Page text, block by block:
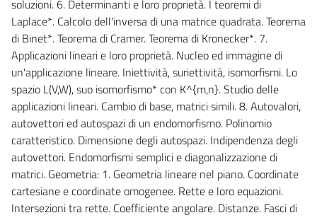
soluzioni. 6. Determinanti e loro proprietà. I teoremi di
Laplace*. Calcolo dell'inversa di una matrice quadrata. Teorema
di Binet*. Teorema di Cramer. Teorema di Kronecker*. 7.
Applicazioni lineari e loro proprietà. Nucleo ed immagine di
un'applicazione lineare. Iniettività, suriettività, isomorfismi. Lo
spazio L(V,W), suo isomorfismo* con K^{m,n}. Studio delle
applicazioni lineari. Cambio di base, matrici simili. 8. Autovalori,
autovettori ed autospazi di un endomorfismo. Polinomio
caratteristico. Dimensione degli autospazi. Indipendenza degli
autovettori. Endomorfismi semplici e diagonalizzazione di
matrici. Geometria: 1. Geometria lineare nel piano. Coordinate
cartesiane e coordinate omogenee. Rette e loro equazioni.
Intersezioni tra rette. Coefficiente angolare. Distanze. Fasci di